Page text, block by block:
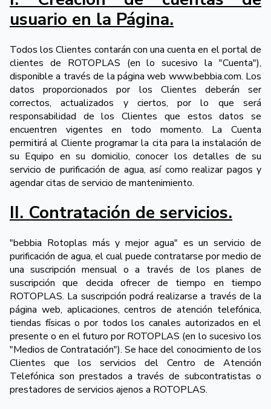
usuario en la Página.
Todos los Clientes contarán con una cuenta en el portal de
clientes de ROTOPLAS (en lo sucesivo la "Cuenta"),
disponible a través de la página web www.bebbia.com. Los
datos proporcionados por los Clientes deberán ser
correctos, actualizados y ciertos, por lo que será
responsabilidad de los Clientes que estos datos se
encuentren vigentes en todo momento. La Cuenta
permitirá al Cliente programar la cita para la instalación de
su Equipo en su domicilio, conocer los detalles de su
servicio de purificación de agua, así como realizar pagos y
agendar citas de servicio de mantenimiento.
II. Contratación de servicios.
"bebbia Rotoplas más y mejor agua" es un servicio de
purificación de agua, el cual puede contratarse por medio de
una suscripción mensual o a través de los planes de
suscripción que decida ofrecer de tiempo en tiempo
ROTOPLAS. La suscripción podrá realizarse a través de la
página web, aplicaciones, centros de atención telefónica,
tiendas físicas o por todos los canales autorizados en el
presente o en el futuro por ROTOPLAS (en lo sucesivo los
"Medios de Contratación"). Se hace del conocimiento de los
Clientes que los servicios del Centro de Atención
Telefónica son prestados a través de subcontratistas o
prestadores de servicios ajenos a ROTOPLAS.